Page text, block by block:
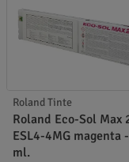
Roland Tinte
Roland Eco-Sol Max
ESL4-4MG magenta
ml.